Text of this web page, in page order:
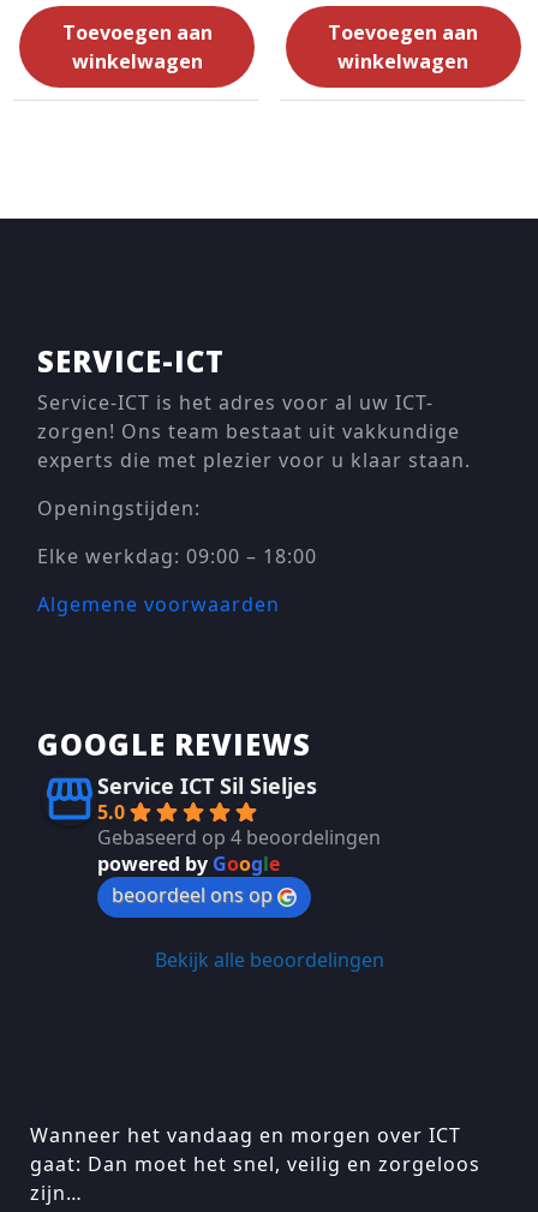
Toevoegen aan
winkelwagen
Toevoegen aan
winkelwagen
SERVICE-ICT
Service-ICT is het adres voor al uw ICT-
zorgen! Ons team bestaat uit vakkundige
experts die met plezier voor u klaar staan.
Openingstijden:
Elke werkdag: 09:00 – 18:00
Algemene voorwaarden
GOOGLE REVIEWS
Service ICT Sil Sieljes
5.0
Gebaseerd op 4 beoordelingen
powered by Google
beoordeel ons op
Bekijk alle beoordelingen
Wanneer het vandaag en morgen over ICT
gaat: Dan moet het snel, veilig en zorgeloos
zijn…